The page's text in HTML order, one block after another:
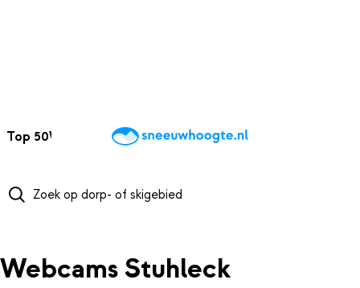
Top 50Webcams WintersportweerKaarten
Webcams Stuhleck